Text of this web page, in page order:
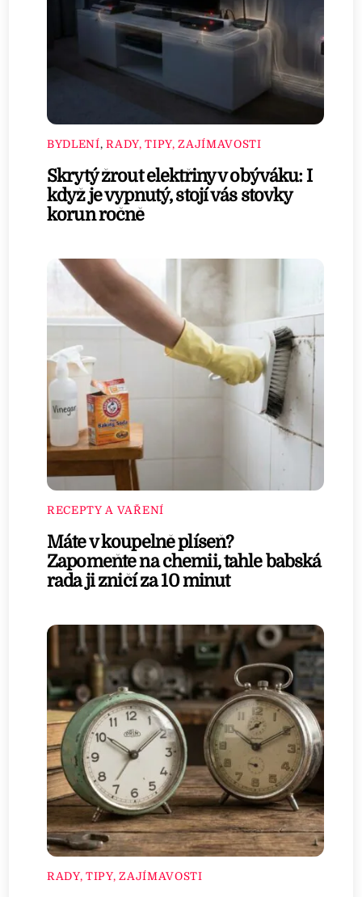
BYDLENÍ,RADY, TIPY, ZAJÍMAVOSTI
Skrytý žrout elektřiny v obýváku: I
když je vypnutý, stojí vás stovky
korun ročně
RECEPTY A VAŘENÍ
Máte v koupelně plíseň?
Zapomeňte na chemii, tahle babská
rada ji zničí za 10 minut
RADY, TIPY, ZAJÍMAVOSTI